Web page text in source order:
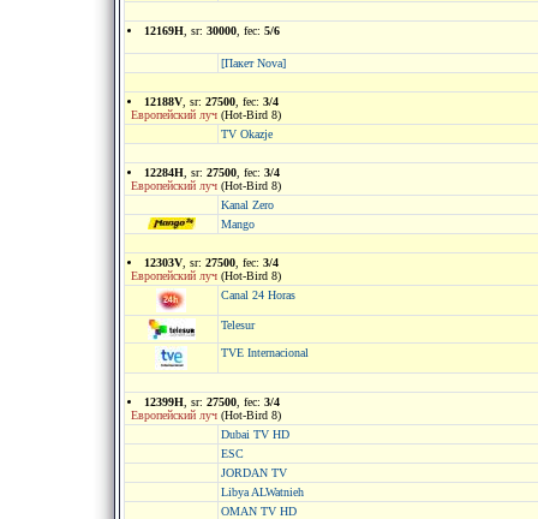
12169H , sr: 30000 , fec: 5/6
[Пакет Nova]
12188V , sr: 27500 , fec: 3/4
Европейский луч (Hot-Bird 8)
TV Okazje
12284H , sr: 27500 , fec: 3/4
Европейский луч (Hot-Bird 8)
Kanal Zero
Mango
12303V , sr: 27500 , fec: 3/4
Европейский луч (Hot-Bird 8)
Canal 24 Horas
Telesur
TVE Internacional
12399H , sr: 27500 , fec: 3/4
Европейский луч (Hot-Bird 8)
Dubai TV HD
ESC
JORDAN TV
Libya ALWatnieh
OMAN TV HD